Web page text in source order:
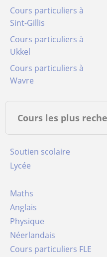
Cours particuliers à
Sint-Gillis
Cours particuliers à
Ukkel
Cours particuliers à
Wavre
Cours les plus
Soutien scolaire
Lycée
Maths
Anglais
Physique
Néerlandais
Cours particuliers FLE